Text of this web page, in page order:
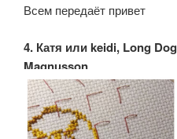
Всем передаёт привет
4. Катя или keidi, Long
Magnusson